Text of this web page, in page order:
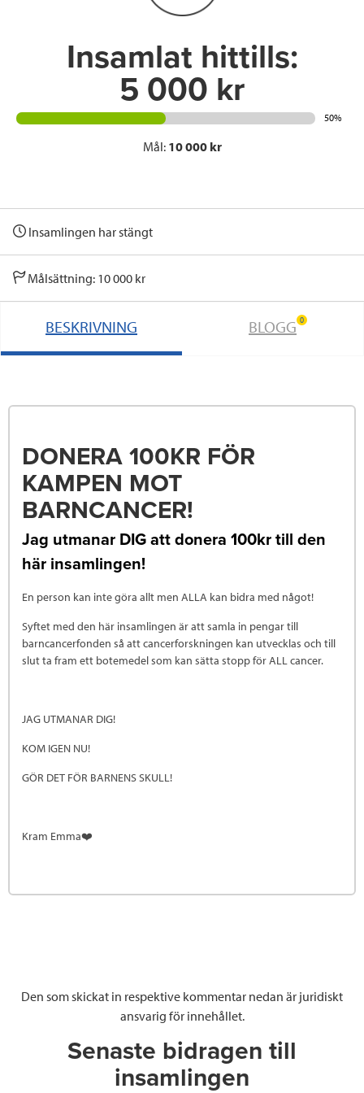
n
Insamlat hittills:
5 000 kr
50%
Mål: 10 000 kr
Insamlingen har stängt
Målsättning: 10 000 kr
BESKRIVNING BLOGG 0
DONERA 100KR FÖR
KAMPEN MOT
BARNCANCER!
Jag utmanar DIG att donera 100kr till den
här insamlingen!
En person kan inte göra allt men ALLA kan bidra med något!
Syftet med den här insamlingen är att samla in pengar till
barncancerfonden så att cancerforskningen kan utvecklas och till
slut ta fram ett botemedel som kan sätta stopp för ALL cancer.
JAG UTMANAR DIG!
KOM IGEN NU!
GÖR DET FÖR BARNENS SKULL!
Kram Emma❤️
Den som skickat in respektive kommentar nedan är juridiskt
ansvarig för innehållet.
Senaste bidragen till
insamlingen